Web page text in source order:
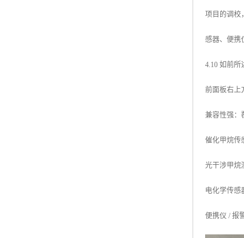
项目的调校
感器、便携
4.10 如前
前面板右上
兼容性强：
催化甲烷传
光干涉甲烷
电化学传感
便携仪 / 报